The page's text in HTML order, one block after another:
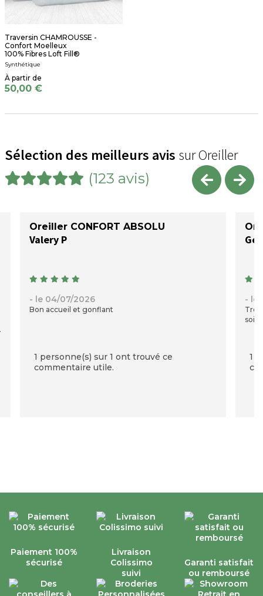
Traversin CHAMROUSSE -
Confort Moelleux
100% Fibres Loft Fill®
Synthétique
50,00 €
Sélection des meilleurs avis sur Oreiller
(123 avis)
Oreiller CONFORT ABSOLU
Valery P
- le 04/07/2026
Bon accueil et gonflant
1 personne(s) sur 1 ont trouvé ce
commentaire utile.
- le
1
Paiement 100%
sécurisé
Livraison
Colissimo
suivi
Garanti satisfait
ou remboursé